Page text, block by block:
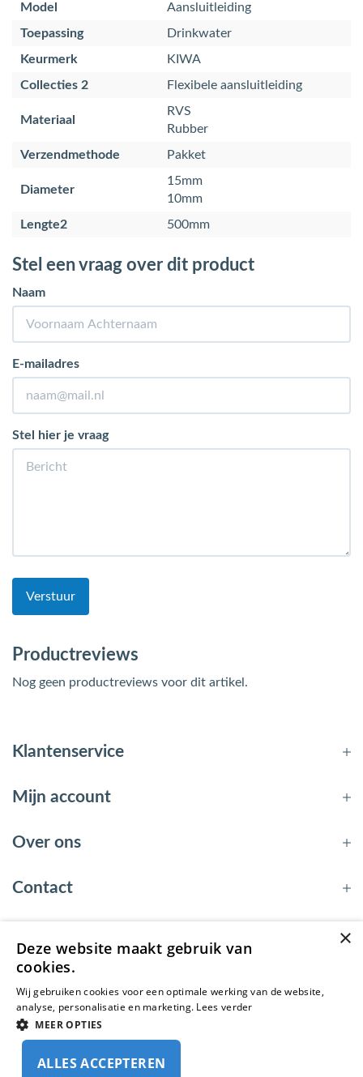
Model
Aansluitleiding
Toepassing
Drinkwater
Keurmerk
KIWA
Collecties 2
Flexibele aansluitleiding
Materiaal
RVS
Rubber
Verzendmethode
Pakket
Diameter
15mm
10mm
Lengte2
500mm
Stel een vraag over dit product
Naam
E-mailadres
Stel hier je vraag
Verstuur
Productreviews
Nog geen productreviews voor dit artikel.
Klantenservice
Mijn account
Over ons
Contact
© 2026 - EnergyBy
×
Deze website maakt gebruik van
cookies.
Wij gebruiken cookies voor een optimale werking van de website,
analyse, personalisatie en marketing. Lees verder
MEER OPTIES
ALLES ACCEPTEREN